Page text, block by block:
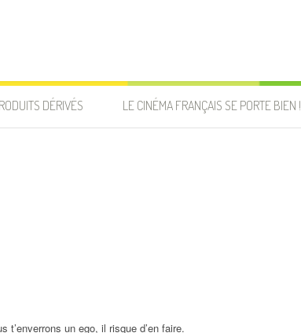
DÉRIVÉS LE CINÉMA FRANÇAIS SE PORTE BIEN !
t’enverrons un ego, il risque d’en faire.